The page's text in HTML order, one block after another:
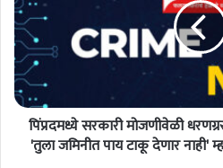
म
ध्ये
स
र
का
री
पिंप्रदमध्ये सरकारी मोजणीवेळी
'तुला जमिनीत पाय टाकू देणार नाही'